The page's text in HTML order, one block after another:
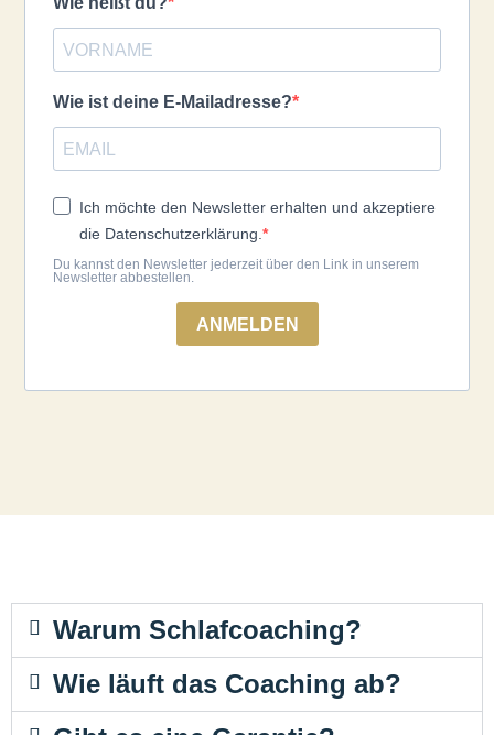
Wie ist deine E-Mailadresse?
Ich möchte den Newsletter erhalten und akzeptiere
die Datenschutzerklärung.
Du kannst den Newsletter jederzeit über den Link in unserem
Newsletter abbestellen.
ANMELDEN
Warum Schlafcoaching?
Wie läuft das Coaching ab?